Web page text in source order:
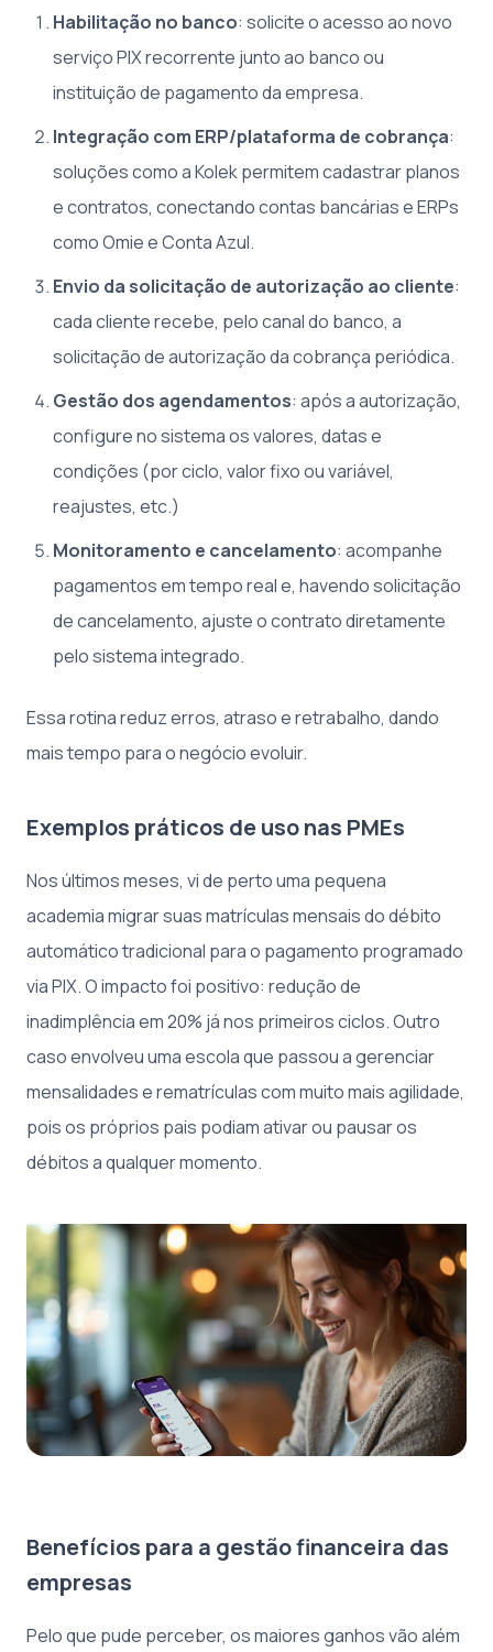
Habilitação no banco: solicite o acesso ao novo
serviço PIX recorrente junto ao banco ou
instituição de pagamento da empresa.
Integração com ERP/plataforma de cobrança:
soluções como a Kolek permitem cadastrar planos
e contratos, conectando contas bancárias e ERPs
como Omie e Conta Azul.
Envio da solicitação de autorização ao cliente:
cada cliente recebe, pelo canal do banco, a
solicitação de autorização da cobrança periódica.
Gestão dos agendamentos: após a autorização,
configure no sistema os valores, datas e
condições (por ciclo, valor fixo ou variável,
reajustes, etc.)
Monitoramento e cancelamento: acompanhe
pagamentos em tempo real e, havendo solicitação
de cancelamento, ajuste o contrato diretamente
pelo sistema integrado.
Essa rotina reduz erros, atraso e retrabalho, dando
mais tempo para o negócio evoluir.
Exemplos práticos de uso nas PMEs
Nos últimos meses, vi de perto uma pequena
academia migrar suas matrículas mensais do débito
automático tradicional para o pagamento programado
via PIX. O impacto foi positivo: redução de
inadimplência em 20% já nos primeiros ciclos. Outro
caso envolveu uma escola que passou a gerenciar
mensalidades e rematrículas com muito mais agilidade,
pois os próprios pais podiam ativar ou pausar os
débitos a qualquer momento.
Benefícios para a gestão financeira das
empresas
Pelo que pude perceber, os maiores ganhos vão além